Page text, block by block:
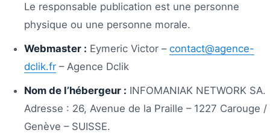
Le responsable publication est une personne
physique ou une personne morale.
Webmaster : Eymeric Victor – contact@agence-
dclik.fr – Agence Dclik
Nom de l’hébergeur : INFOMANIAK NETWORK SA.
Adresse : 26, Avenue de la Praille – 1227 Carouge /
Genève – SUISSE.